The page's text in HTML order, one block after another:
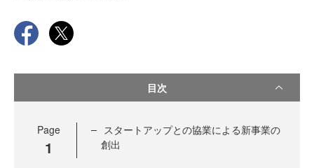
目次
Page
1
スタートアップとの協業による新事業の
創出